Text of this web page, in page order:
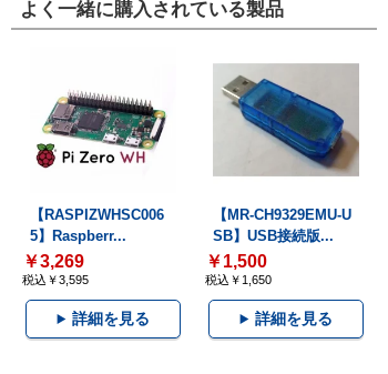
よく一緒に購入されている製品
【RASPIZWHSC006
5】Raspberr...
￥3,269
税込￥3,595
詳細を見る
【MR-CH9329EMU-U
SB】USB接続版...
￥1,500
税込￥1,650
詳細を見る